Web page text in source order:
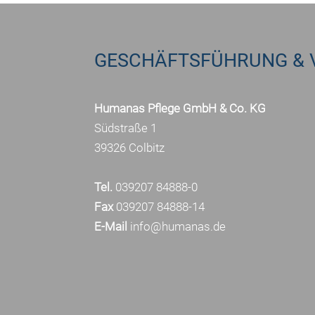
GESCHÄFTSFÜHRUNG &
Humanas Pflege GmbH & Co. KG
Südstraße 1
39326 Colbitz
Tel. 039207 84888-0
Fax039207 84888-14
E-Mail info@humanas.de